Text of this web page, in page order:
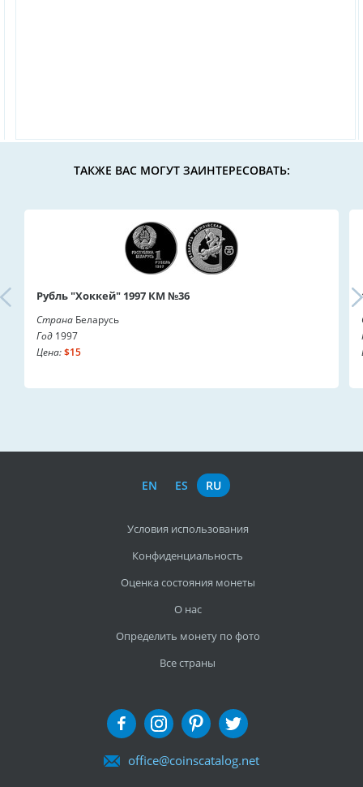
ТАКЖЕ ВАС МОГУТ ЗАИНТЕРЕСОВАТЬ:
Рубль "Хоккей" 1997 КМ №36
Страна Беларусь
Год 1997
Цена:$15
EN ES RU
Условия использования
Конфиденциальность
Оценка состояния монеты
О нас
Определить монету по фото
Все страны
office@coinscatalog.net